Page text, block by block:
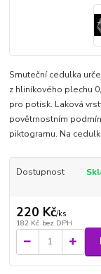
Smuteční cedulka
z hliníkového plechu
pro potisk. Laková
povětrnostním
piktogramu. Na
Dostupnost
220 Kč/ks
182 Kč bez DPH